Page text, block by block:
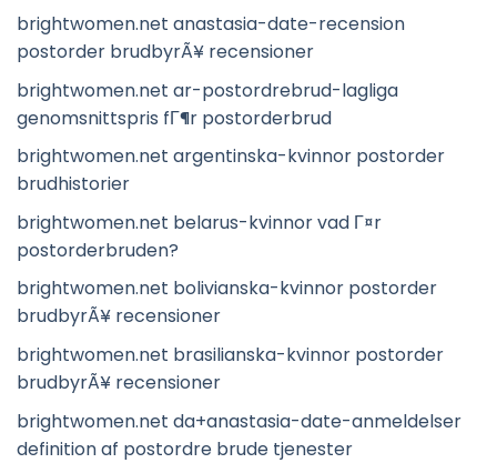
brightwomen.net anastasia-date-recension
postorder brudbyrÃ¥ recensioner
brightwomen.net ar-postordrebrud-lagliga
genomsnittspris fГ¶r postorderbrud
brightwomen.net argentinska-kvinnor postorder
brudhistorier
brightwomen.net belarus-kvinnor vad Г¤r
postorderbruden?
brightwomen.net bolivianska-kvinnor postorder
brudbyrÃ¥ recensioner
brightwomen.net brasilianska-kvinnor postorder
brudbyrÃ¥ recensioner
brightwomen.net da+anastasia-date-anmeldelser
definition af postordre brude tjenester